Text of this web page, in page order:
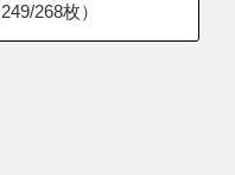
249/268枚）